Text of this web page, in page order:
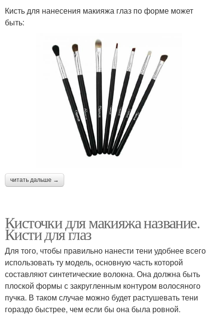
Кисть для нанесения макияжа глаз по форме может
быть:
читать дальше →
Кисточки для макияжа название.
Кисти для глаз
Для того, чтобы правильно нанести тени удобнее всего
использовать ту модель, основную часть которой
составляют синтетические волокна. Она должна быть
плоской формы с закругленным контуром волосяного
пучка. В таком случае можно будет растушевать тени
гораздо быстрее, чем если бы она была ровной.